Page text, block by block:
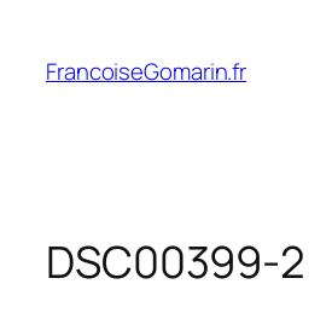
contenu
FrancoiseGomarin.fr
DSC00399-2